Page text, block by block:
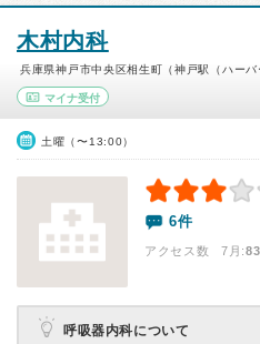
木村内科
兵庫県神戸市中央区相生町（神戸駅（ハー
マイナ受付
土曜（〜13:00）
6件
アクセス数 7月:83
呼吸器内科について